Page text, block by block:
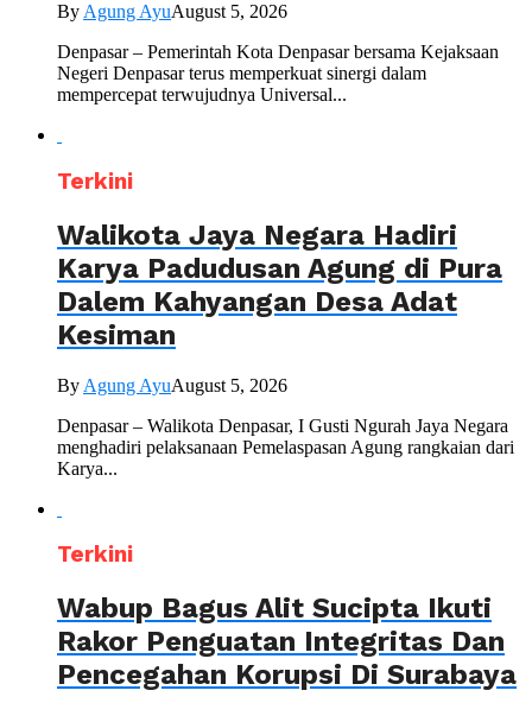
By Agung AyuAugust 5, 2026
Denpasar – Pemerintah Kota Denpasar bersama Kejaksaan
Negeri Denpasar terus memperkuat sinergi dalam
mempercepat terwujudnya Universal...
Terkini
Walikota Jaya Negara Hadiri
Karya Padudusan Agung di Pura
Dalem Kahyangan Desa Adat
Kesiman
By Agung AyuAugust 5, 2026
Denpasar – Walikota Denpasar, I Gusti Ngurah Jaya Negara
menghadiri pelaksanaan Pemelaspasan Agung rangkaian dari
Karya...
Terkini
Wabup Bagus Alit Sucipta Ikuti
Rakor Penguatan Integritas Dan
Pencegahan Korupsi Di Surabaya